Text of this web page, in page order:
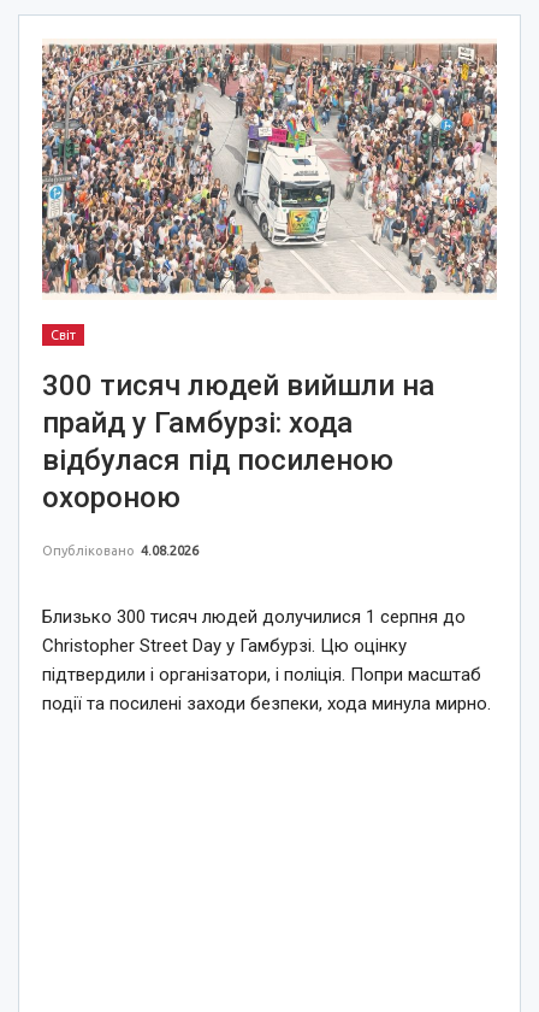
Світ
300 тисяч людей вийшли на
прайд у Гамбурзі: хода
відбулася під посиленою
охороною
Опубліковано 4.08.2026
Близько 300 тисяч людей долучилися 1 серпня до
Christopher Street Day у Гамбурзі. Цю оцінку
підтвердили і організатори, і поліція. Попри масштаб
події та посилені заходи безпеки, хода минула мирно.